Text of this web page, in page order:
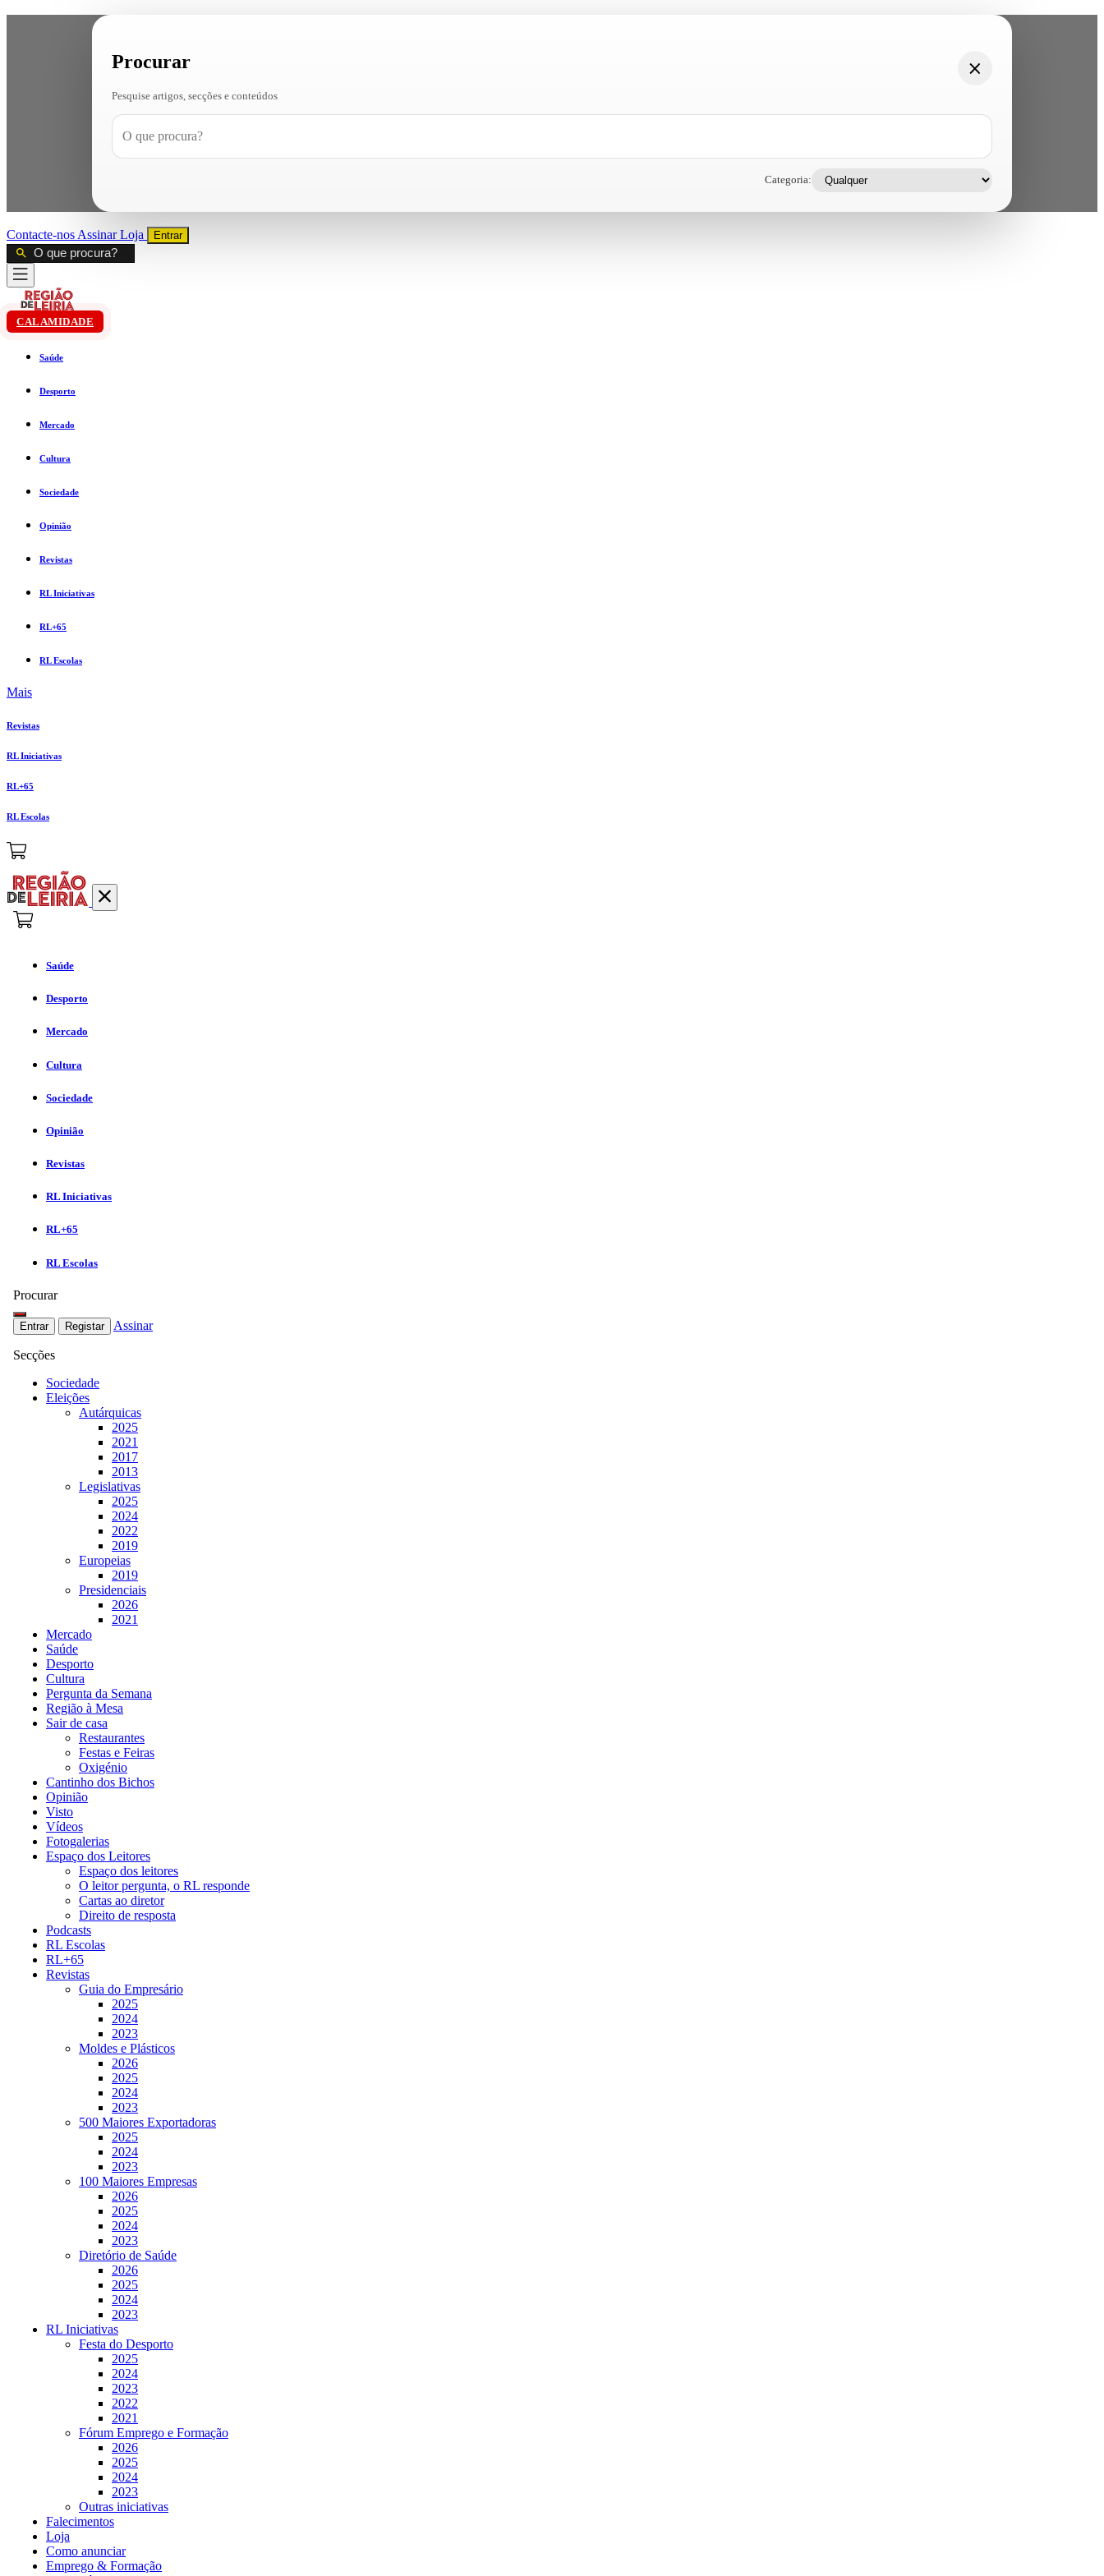
Procurar
Pesquise artigos, secções e conteúdos
Categoria:
Contacte-nos AssinarLoja Entrar
CALAMIDADE
Saúde
Desporto
Mercado
Cultura
Sociedade
Opinião
Revistas
RL Iniciativas
RL+65
RL Escolas
Mais
Revistas
RL Iniciativas
RL+65
RL Escolas
Saúde
Desporto
Mercado
Cultura
Sociedade
Opinião
Revistas
RL Iniciativas
RL+65
RL Escolas
Procurar
Entrar Registar Assinar
Secções
Sociedade
Eleições
Autárquicas
2025
2021
2017
2013
Legislativas
2025
2024
2022
2019
Europeias
2019
Presidenciais
2026
2021
Mercado
Saúde
Desporto
Cultura
Pergunta da Semana
Região à Mesa
Sair de casa
Restaurantes
Festas e Feiras
Oxigénio
Cantinho dos Bichos
Opinião
Visto
Vídeos
Fotogalerias
Espaço dos Leitores
Espaço dos leitores
O leitor pergunta, o RL responde
Cartas ao diretor
Direito de resposta
Podcasts
RL Escolas
RL+65
Revistas
Guia do Empresário
2025
2024
2023
Moldes e Plásticos
2026
2025
2024
2023
500 Maiores Exportadoras
2025
2024
2023
100 Maiores Empresas
2026
2025
2024
2023
Diretório de Saúde
2026
2025
2024
2023
RL Iniciativas
Festa do Desporto
2025
2024
2023
2022
2021
Fórum Emprego e Formação
2026
2025
2024
2023
Outras iniciativas
Falecimentos
Loja
Como anunciar
Emprego & Formação